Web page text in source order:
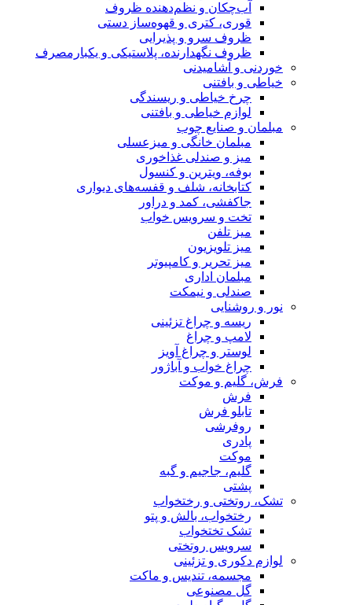
آب‌چکان و نظم‌دهنده ظروف
قوری، کتری و قهوه‌ساز دستی
ظروف سرو و پذیرایی
ظروف نگهدارنده، پلاستیکی و یکبارمصرف
خوردنی و آشامیدنی
خیاطی و بافتنی
چرخ خیاطی و ریسندگی
لوازم خیاطی و بافتنی
مبلمان و صنایع چوب
مبلمان خانگی و میزعسلی
میز و صندلی غذاخوری
بوفه، ویترین و کنسول
کتابخانه، شلف و قفسه‌های دیواری
جاکفشی، کمد و دراور
تخت و سرویس خواب
میز تلفن
میز تلویزیون
میز تحریر و کامپیوتر
مبلمان اداری
صندلی و نیمکت
نور و روشنایی
ریسه و چراغ تزئینی
لامپ و چراغ
لوستر و چراغ آویز
چراغ خواب و آباژور
فرش، گلیم و موکت
فرش
تابلو فرش
روفرشی
پادری
موکت
گلیم، جاجیم و گبه
پشتی
تشک، روتختی و رختخواب
رختخواب، بالش و پتو
تشک تختخواب
سرویس روتختی
لوازم دکوری و تزئینی
مجسمه، تندیس و ماکت
گل مصنوعی